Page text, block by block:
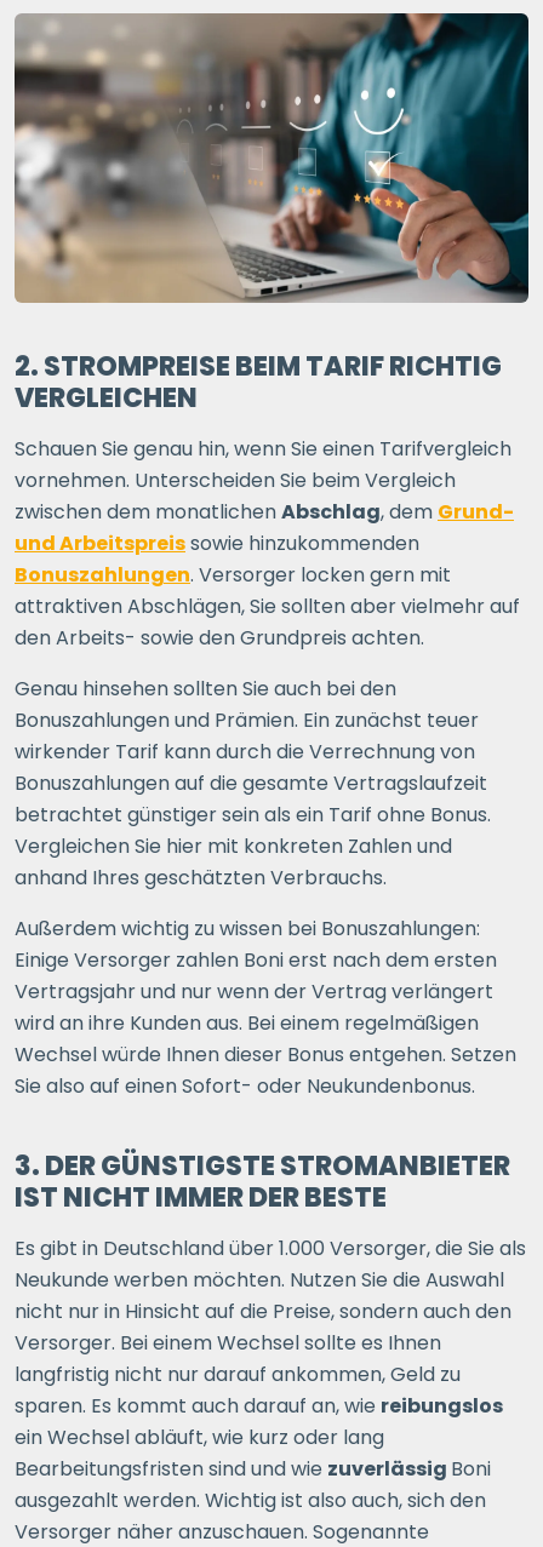
2. STROMPREISE BEIM TARIF RICHTIG
VERGLEICHEN
Schauen Sie genau hin, wenn Sie einen Tarifvergleich
vornehmen. Unterscheiden Sie beim Vergleich
zwischen dem monatlichenAbschlag, dem Grund-
und Arbeitspreissowie hinzukommenden
Bonuszahlungen. Versorger locken gern mit
attraktiven Abschlägen, Sie sollten aber vielmehr auf
den Arbeits- sowie den Grundpreis achten.
Genau hinsehen sollten Sie auch bei den
Bonuszahlungen und Prämien. Ein zunächst teuer
wirkender Tarif kann durch die Verrechnung von
Bonuszahlungen auf die gesamte Vertragslaufzeit
betrachtet günstiger sein als ein Tarif ohne Bonus.
Vergleichen Sie hier mit konkreten Zahlen und
anhand Ihres geschätzten Verbrauchs.
Außerdem wichtig zu wissen bei Bonuszahlungen:
Einige Versorger zahlen Boni erst nach dem ersten
Vertragsjahr und nur wenn der Vertrag verlängert
wird an ihre Kunden aus. Bei einem regelmäßigen
Wechsel würde Ihnen dieser Bonus entgehen. Setzen
Sie also auf einen Sofort- oder Neukundenbonus.
3. DER GÜNSTIGSTE STROMANBIETER
IST NICHT IMMER DER BESTE
Es gibt in Deutschland über 1.000 Versorger, die Sie als
Neukunde werben möchten. Nutzen Sie die Auswahl
nicht nur in Hinsicht auf die Preise, sondern auch den
Versorger. Bei einem Wechsel sollte es Ihnen
langfristig nicht nur darauf ankommen, Geld zu
sparen. Es kommt auch darauf an, wie reibungslos
ein Wechsel abläuft, wie kurz oder lang
Bearbeitungsfristen sind und wie zuverlässig Boni
ausgezahlt werden. Wichtig ist also auch, sich den
Versorger näher anzuschauen. Sogenannte